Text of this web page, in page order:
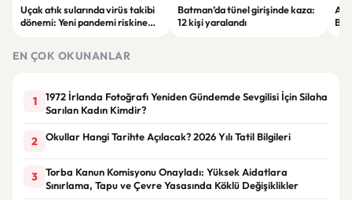
Uçak atık sularında virüs takibi
dönemi: Yeni pandemi riskine
Batman’da tünel girişinde kaza:
12 kişi yaralandı
EN ÇOK OKUNANLAR
1
1972 İrlanda Fotoğrafı Yeniden Gündemde Sevgilisi İçin Silaha
Sarılan Kadın Kimdir?
2 Okullar Hangi Tarihte Açılacak? 2026 Yılı Tatil Bilgileri
3
Torba Kanun Komisyonu Onayladı: Yüksek Aidatlara
Sınırlama, Tapu ve Çevre Yasasında Köklü Değişiklikler